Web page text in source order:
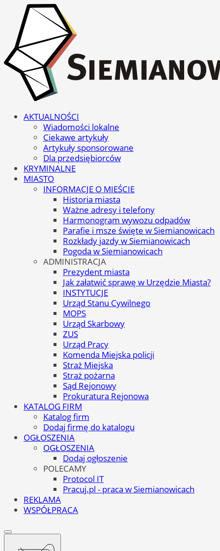
AKTUALNOŚCI
Wiadomości lokalne
Ciekawe artykuły
Artykuły sponsorowane
Dla przedsiębiorców
KRYMINALNE
MIASTO
INFORMACJE O MIEŚCIE
Historia miasta
Ważne adresy i telefony
Harmonogram wywozu odpadów
Parafie i msze święte w Siemianowicach
Rozkłady jazdy w Siemianowicach
Pogoda w Siemianowicach
ADMINISTRACJA
Prezydent miasta
Jak załatwić sprawę w Urzędzie Miasta?
INSTYTUCJE
Urząd Stanu Cywilnego
MOPS
Urząd Skarbowy
ZUS
Urząd Pracy
Komenda Miejska policji
Straż Miejska
Straż pożarna
Sąd Rejonowy
Prokuratura Rejonowa
KATALOG FIRM
Katalog firm
Dodaj firmę do katalogu
OGŁOSZENIA
OGŁOSZENIA
Dodaj ogłoszenie
POLECAMY
Protocol IT
Pracuj.pl - praca w Siemianowicach
REKLAMA
WSPÓŁPRACA